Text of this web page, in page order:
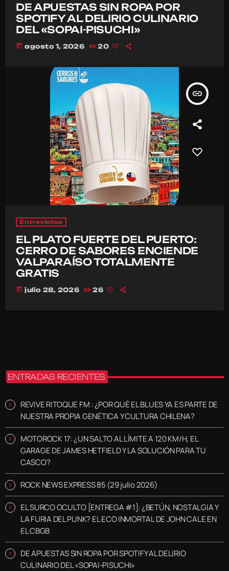
DE APUESTAS SIN ROPA POR
SPOTIFY AL DELIRIO CULINARIO
DEL «SOPAI-PISUCHI»
today agosto 1, 2026 20
insert_link
Entrevistas
EL PLATO FUERTE DEL PUERTO:
CERRO DE SABORES ENCIENDE
VALPARAÍSO TOTALMENTE
GRATIS
today julio 28, 2026 26
ENTRADAS RECIENTES
REVIVE RITOQUE FM : ¿POR QUÉ EL BLUES YA ES PARTE DE
NUESTRA PROPIA GENÉTICA Y CULTURA CHILENA?
MOTOROCK 17: ¿UN SALTO AL LÍMITE A 120 KM/H, EL
GARAGE DE JAMES HETFIELD Y LA SOLUCIÓN PARA TU
CASCO?
ROCK NEWS EXPRESS 85 (29 julio 2026)
EL SURCO OCULTO [ENTREGA #1]: ¿BETÚN, NOSTALGIA Y
LA FURIA DEL PUNK? EL ECO INMORTAL DE JOHN CALE EN
EL CBGB
DE APUESTAS SIN ROPA POR SPOTIFY AL DELIRIO
CULINARIO DEL «SOPAI-PISUCHI»